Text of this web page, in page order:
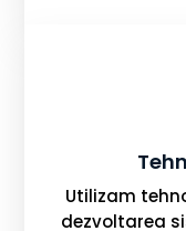
Utilizam
dezvoltarea